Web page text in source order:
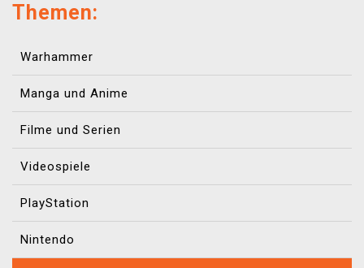
Themen:
Warhammer
Manga und Anime
Filme und Serien
Videospiele
PlayStation
Nintendo